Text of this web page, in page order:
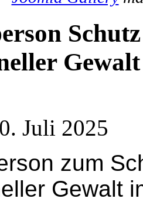
Gewalt
Juli 2025
zum
Gewalt